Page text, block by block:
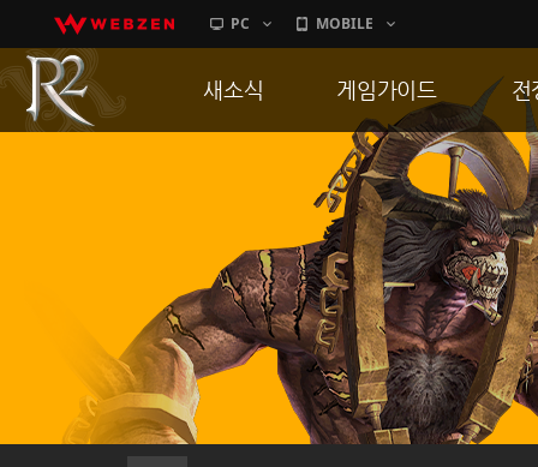
PC MOBILE
새소식
이벤트
히스토리
PC방으로간다
게임가이드
게임 특징
서버가이드
신병훈련소
세부가이드
통합보급센터
전
통
공